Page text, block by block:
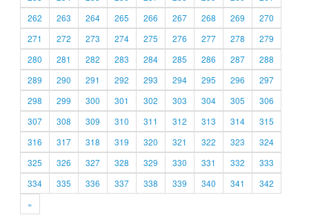
262
263 264 265 266 267 268 269
270
271
272 273 274 275 276 277 278
279
280
281 282 283 284 285 286 287
288
289
290 291 292 293 294 295 296
297
298
299 300 301 302 303 304 305
306
307
308 309 310 311 312 313 314
315
316
317 318 319 320 321 322 323
324
325
326 327 328 329 330 331 332
333
334
335 336 337 338 339 340 341
342
»